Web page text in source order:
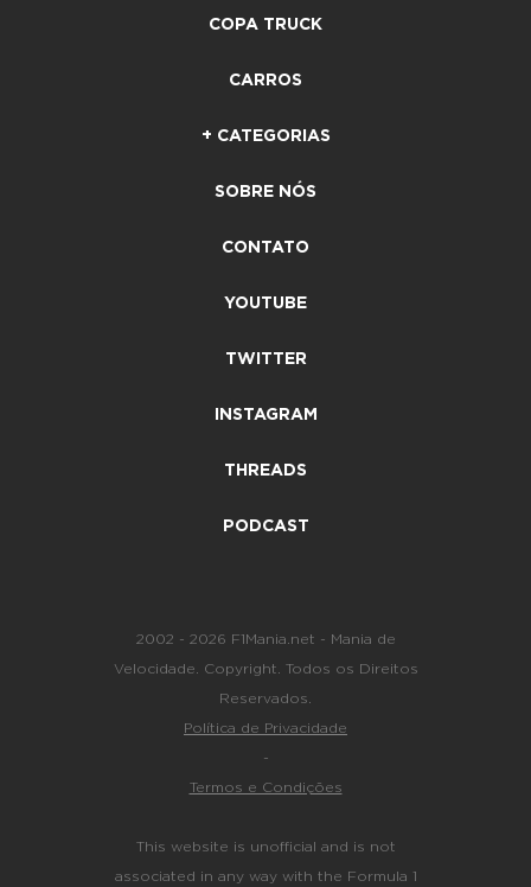
COPA TRUCK
CARROS
+ CATEGORIAS
SOBRE NÓS
CONTATO
YOUTUBE
TWITTER
INSTAGRAM
THREADS
PODCAST
2002 - 2026 F1Mania.net - Mania de
Velocidade. Copyright. Todos os Direitos
Reservados.
Política de Privacidade
-
Termos e Condições
This website is unofficial and is not
associated in any way with the Formula 1